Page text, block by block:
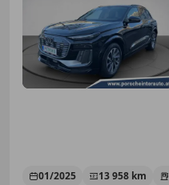
01/2025 13 958 km